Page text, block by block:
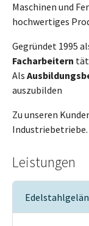
Maschinen und
hochwertiges
Gegründet 1995
Facharbeitern
Als
auszubilden
Zu unseren
Industriebetriebe.
Leistungen